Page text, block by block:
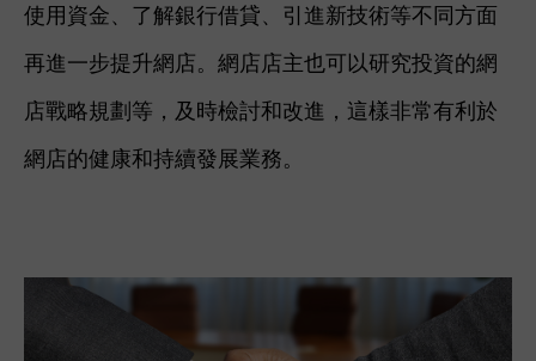
使用資金、了解銀行借貸、引進新技術等不同方面
再進一步提升網店。網店店主也可以研究投資的網
店戰略規劃等，及時檢討和改進，這樣非常有利於
網店的健康和持續發展業務。